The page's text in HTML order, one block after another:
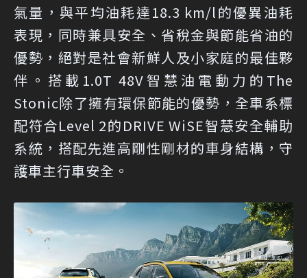
氣量，與平均油耗達18.3 km/l的優異油耗
表現，同時兼具安全、省稅金與節能省油的
優勢，絕對是社會新鮮人及小家庭的最佳夥
伴。搭載1.0T 48V智慧油電動力的The
Stonic除了擁有環保節能的優勢，全車系標
配符合Level 2的DRIVE WiSE智慧安全輔助
系統，搭配先進高剛性剛材的車身結構，守
護車主行車安全。